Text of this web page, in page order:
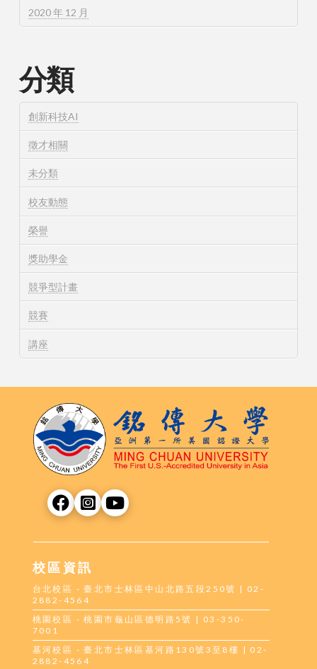
2020 年 12 月
分類
創新科技AI
徵才相關
未分類
校友動態
榮譽
獎助學金
競爭型計畫
競賽
講座
校區資訊
台北校區 - 臺北市士林區中山北路五段250號 | 02-
2882-4564
桃園校區 - 桃園市龜山區德明路5號 | 03-350-
7001
基河校區 - 臺北市士林區基河路130號3至8樓 | 02-
2882-4564